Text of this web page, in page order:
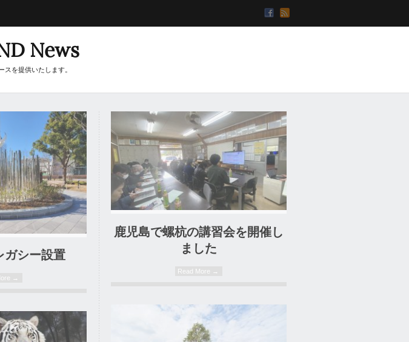
News
スを提供いたします。
25. 02. 2026 09. 05. 2024
ガシー設置
→
Comment
鹿児島で螺杭の講習会を開催し
ました
Read More →
05. 01. 2022
26. 11. 2021